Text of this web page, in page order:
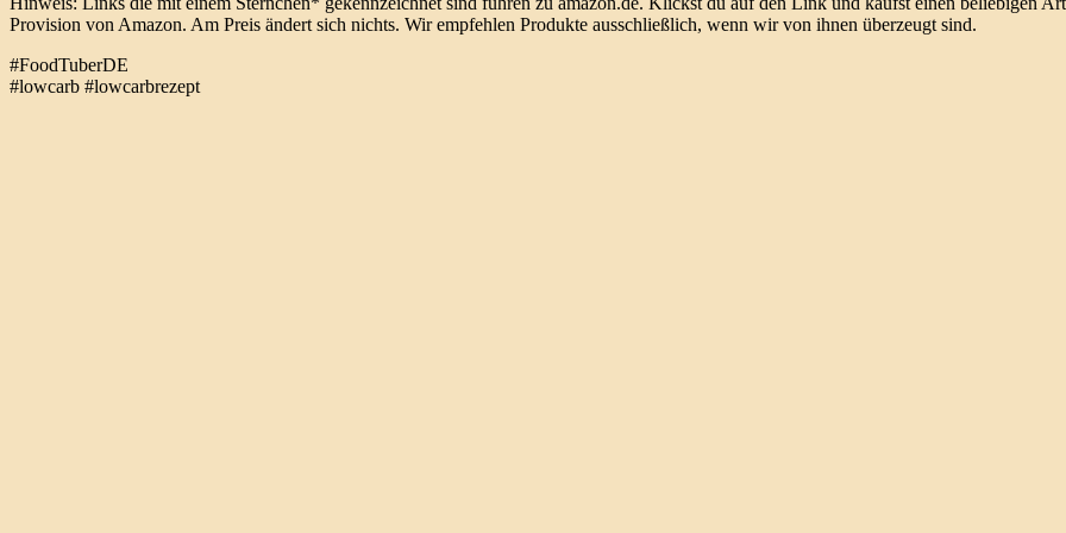
Provision von Amazon. Am Preis ändert sich nichts. Wir empfehlen Produkte ausschließlich, wenn wir von ihnen überzeugt sind.
#FoodTuberDE
#lowcarb #lowcarbrezept